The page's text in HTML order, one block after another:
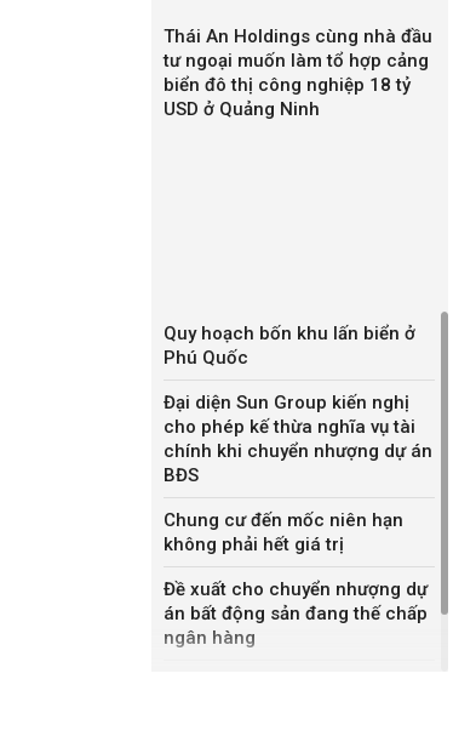
Thái An Holdings cùng nhà đầu
tư ngoại muốn làm tổ hợp cảng
biển đô thị công nghiệp 18 tỷ
USD ở Quảng Ninh
Quy hoạch bốn khu lấn biển ở
Phú Quốc
Đại diện Sun Group kiến nghị
cho phép kế thừa nghĩa vụ tài
chính khi chuyển nhượng dự án
BĐS
Chung cư đến mốc niên hạn
không phải hết giá trị
Đề xuất cho chuyển nhượng dự
án bất động sản đang thế chấp
ngân hàng